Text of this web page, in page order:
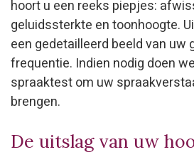
hoort u een reeks piepjes:
geluidssterkte en toonhoogte.
een gedetailleerd beeld van uw
frequentie. Indien nodig doen
spraaktest om uw
brengen.
De uitslag van uw